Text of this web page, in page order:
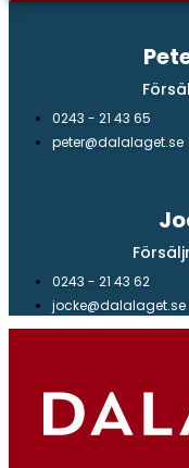
0243 - 21 43 65
peter@dalalaget.se
0243 - 21 43 62
jocke@dalalaget.se